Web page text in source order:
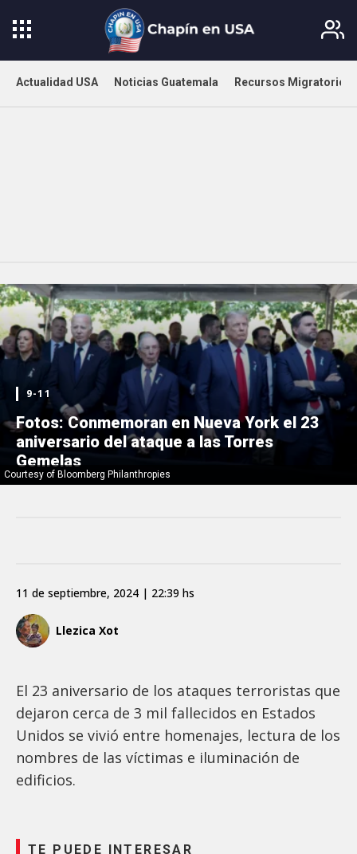
Actualidad USA Noticias Guatemala Recursos Migratorios
Courtesy of Bloomberg Philanthropies
9-11
Fotos: Conmemoran en Nueva York el 23
aniversario del ataque a las Torres
Gemelas
Llezica Xot
11 de septiembre, 2024 | 22:39 hs
El 23 aniversario de los ataques terroristas que
dejaron cerca de 3 mil fallecidos en Estados
Unidos se vivió entre homenajes, lectura de los
nombres de las víctimas e iluminación de
edificios.
TE PUEDE INTERESAR